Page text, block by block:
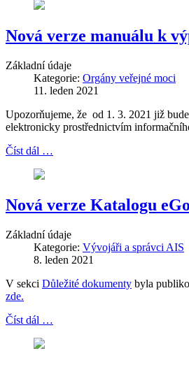
Nová verze manuálu k
Základní údaje
Kategorie: Orgány veřejné moci
11. leden 2021
Upozorňujeme, že od 1. 3. 2021 již
elektronicky prostřednictvím
Číst dál …
Nová verze Katalogu
Základní údaje
Kategorie: Vývojáři a správci AIS
8. leden 2021
V sekci Důležité dokumenty byla
zde.
Číst dál …